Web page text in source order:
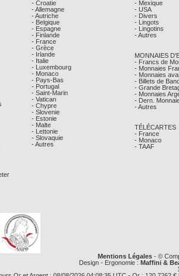
- Croatie
- Allemagne
- Autriche
- Belgique
- Espagne
- Finlande
- France
- Grèce
- Irlande
- Italie
- Luxembourg
- Monaco
- Pays-Bas
- Portugal
- Saint-Marin
- Vatican
- Chypre
- Slovenie
- Estonie
- Malte
- Lettonie
- Slovaquie
- Autres
- Mexique
- USA
- Divers
- Lingots
- Lingotins
- Autres
MONNAIES
- Francs de
- Monnaies
- Monnaies
- Billets de
- Grande
- Monnaies
- Dern.
- Autres
TÉLÉCARTES
- France
- Monaco
- TAAF
Mentions Légales- ©
Design - Ergonomie : Maffini &